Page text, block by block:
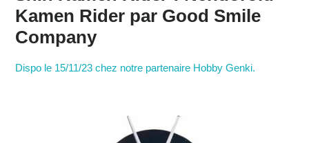
Kamen Rider par Good Smile
Company
Dispo le 15/11/23 chez notre partenaire Hobby Genki.